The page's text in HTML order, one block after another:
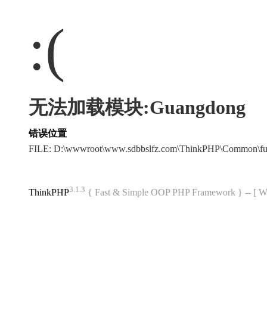
:(
无法加载模块:Guangdong
错误位置
FILE:
ThinkPHP3.1.3 { Fast & Simple OOP PHP Framework } -- [